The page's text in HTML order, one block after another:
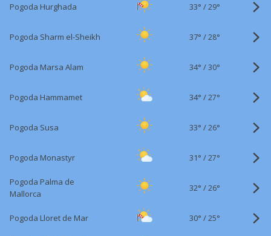
Pogoda Hurghada 33° /29°
Pogoda Sharm el-Sheikh 37° /28°
Pogoda Marsa Alam 34° /30°
Pogoda Hammamet 34° /27°
Pogoda Susa 33° /26°
Pogoda Monastyr 31° /27°
Pogoda Palma de
Mallorca
32° /26°
Pogoda Lloret de Mar 30° /25°